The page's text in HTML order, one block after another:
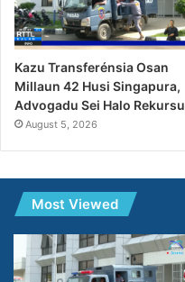
Kazu Transferénsia Osan
Millaun 42 Husi Singapura,
Advogadu Sei Halo Rekursu
August 5, 2026
Most Viewed